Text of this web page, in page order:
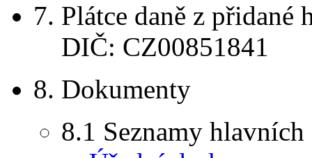
7. Plátce daně z přidané
DIČ: CZ00851841
8. Dokumenty
8.1 Seznamy